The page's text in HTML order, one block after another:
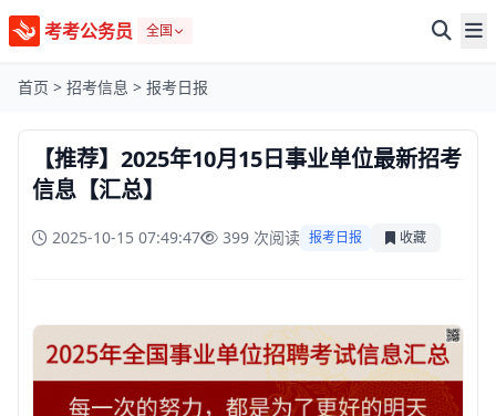
考考公务员 全国
首页 > 招考信息 > 报考日报
【推荐】2025年10月15日事业单位最新招考
信息【汇总】
2025-10-15 07:49:47 399 次阅读 报考日报 收藏